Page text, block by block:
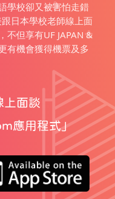
學校卻又被害怕走錯
日本學校老師線上面
不但享有UF JAPAN &
有機會獲得機票及多
上面談
應用程式」